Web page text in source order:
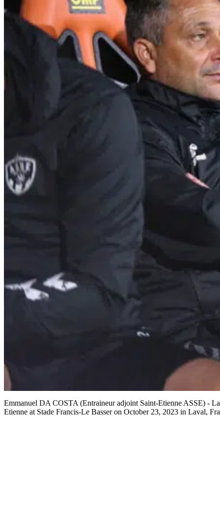
Emmanuel DA COSTA (Entraineur adjoint Saint-Etienne ASSE) -
Etienne at Stade Francis-Le Basser on October 23, 2023 in Laval,